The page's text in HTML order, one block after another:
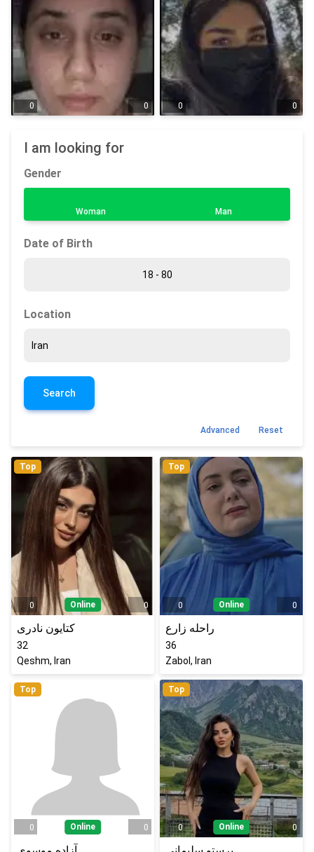
0 0 0 0
I am looking for
Gender
Woman Man
Date of Birth
Location
Search
Advanced Reset
Top
0 Online 0
کتایون نادری
32
Qeshm, Iran
Top
0 Online 0
راحله زارع
36
Zabol, Iran
Top
0 Online 0
Top
0 Online 0